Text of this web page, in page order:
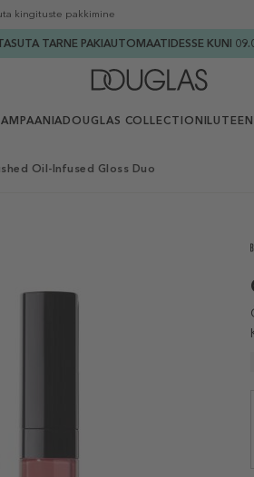
kingituste pakkimine
TARNE PAKIAUTOMAATIDESSE KUNI
DOUGLAS COLLECTION
Oil-Infused Gloss Duo